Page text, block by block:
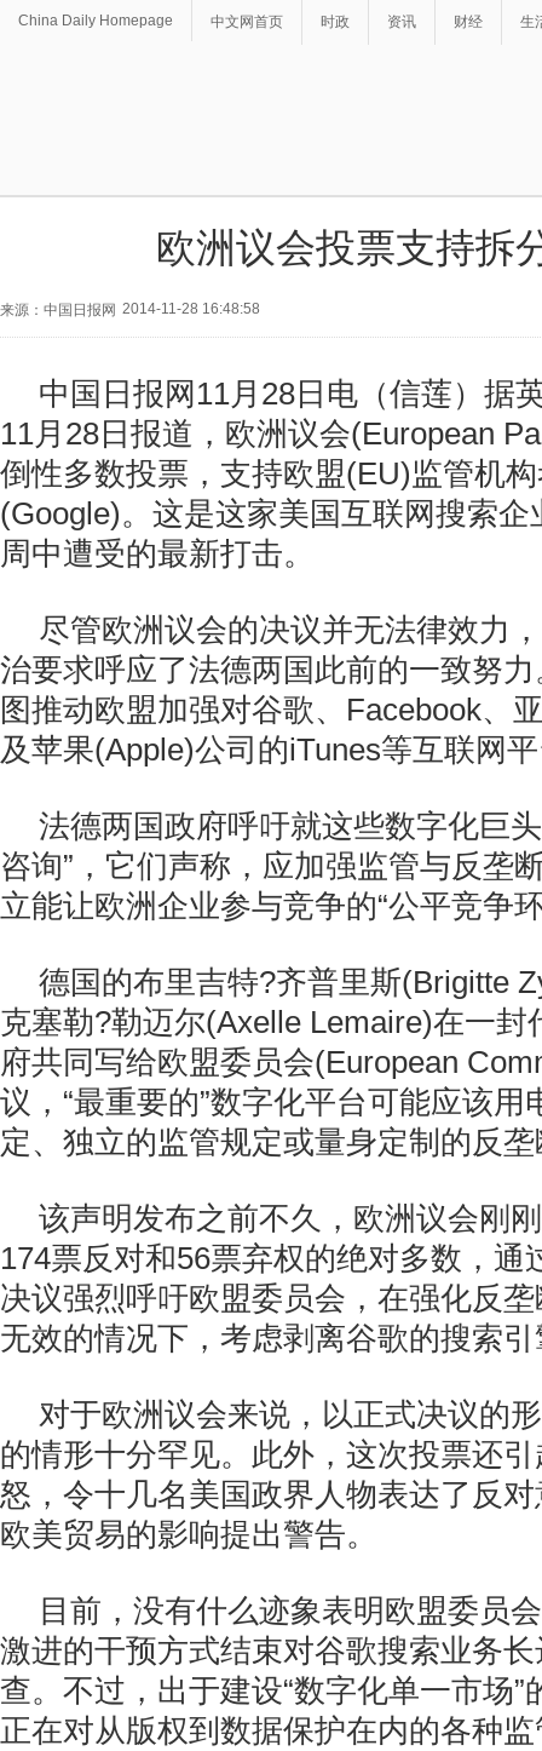
China Daily Homepage 中文网首页 时政 资讯 财经 生
欧洲议会投票支持拆
来源：中国日报网 2014-11-28 16:48:58
中国日报网11月28日电（信莲）据
11月28日报道，欧洲议会(European
倒性多数投票，支持欧盟(EU)监管机
(Google)。这是这家美国互联网搜索
周中遭受的最新打击。
尽管欧洲议会的决议并无法律效力
治要求呼应了法德两国此前的一致努
图推动欧盟加强对谷歌、Facebook、
及苹果(Apple)公司的iTunes等互联网
法德两国政府呼吁就这些数字化巨
咨询”，它们声称，应加强监管与反垄
立能让欧洲企业参与竞争的“公平竞争
德国的布里吉特?齐普里斯(Brigitte
克塞勒?勒迈尔(Axelle Lemaire)在一封
府共同写给欧盟委员会(European
议，“最重要的”数字化平台可能应该用
定、独立的监管规定或量身定制的反
该声明发布之前不久，欧洲议会刚
174票反对和56票弃权的绝对多数，通
决议强烈呼吁欧盟委员会，在强化反
无效的情况下，考虑剥离谷歌的搜索
对于欧洲议会来说，以正式决议的
的情形十分罕见。此外，这次投票还
怒，令十几名美国政界人物表达了反
欧美贸易的影响提出警告。
目前，没有什么迹象表明欧盟委员
激进的干预方式结束对谷歌搜索业务
查。不过，出于建设“数字化单一市场”
正在对从版权到数据保护在内的各种